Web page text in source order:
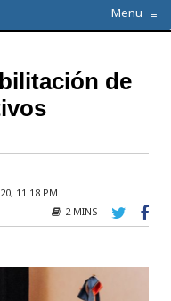
Menu ≡
de
11:18 PM
2 MINS